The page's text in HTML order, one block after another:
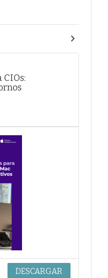
CIOs:
DESCARGAR